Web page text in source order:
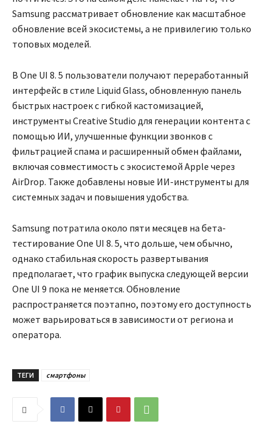
Samsung рассматривает обновление как масштабное
обновление всей экосистемы, а не привилегию только
топовых моделей.
В One UI 8. 5 пользователи получают переработанный
интерфейс в стиле Liquid Glass, обновленную панель
быстрых настроек с гибкой кастомизацией,
инструменты Creative Studio для генерации контента с
помощью ИИ, улучшенные функции звонков с
фильтрацией спама и расширенный обмен файлами,
включая совместимость с экосистемой Apple через
AirDrop. Также добавлены новые ИИ-инструменты для
системных задач и повышения удобства.
Samsung потратила около пяти месяцев на бета-
тестирование One UI 8. 5, что дольше, чем обычно,
однако стабильная скорость развертывания
предполагает, что график выпуска следующей версии
One UI 9 пока не меняется. Обновление
распространяется поэтапно, поэтому его доступность
может варьироваться в зависимости от региона и
оператора.
ТЕГИ смартфоны